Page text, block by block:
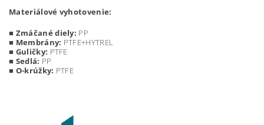
Materiálové vyhotovenie:
■ Zmáčané diely: PP
■ Membrány: PTFE+HYTREL
■ Guličky: PTFE
■ Sedlá: PP
■ O-krúžky: PTFE